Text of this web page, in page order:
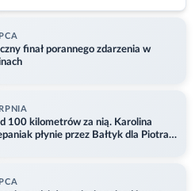
finał porannego zdarzenia w
100 kilometrów za nią. Karolina
płynie przez Bałtyk dla Piotra.